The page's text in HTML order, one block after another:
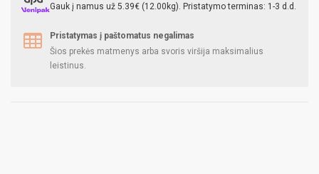
Gauk į namus už 5.39€ (12.00kg). Pristatymo terminas: 1-3 d.d.
Pristatymas į paštomatus negalimas
Šios prekės matmenys arba svoris viršija maksimalius
leistinus.